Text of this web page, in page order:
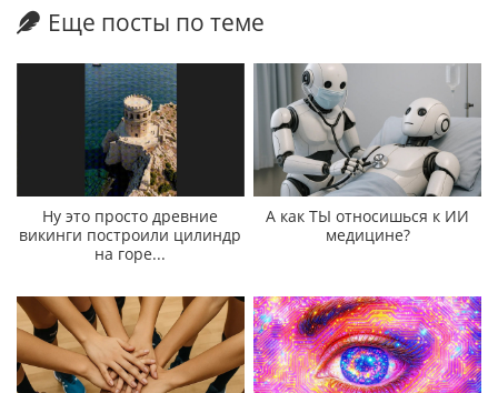
Еще посты по теме
Ну это просто древние
викинги построили цилиндр
на горе...
А как ТЫ относишься к ИИ
медицине?